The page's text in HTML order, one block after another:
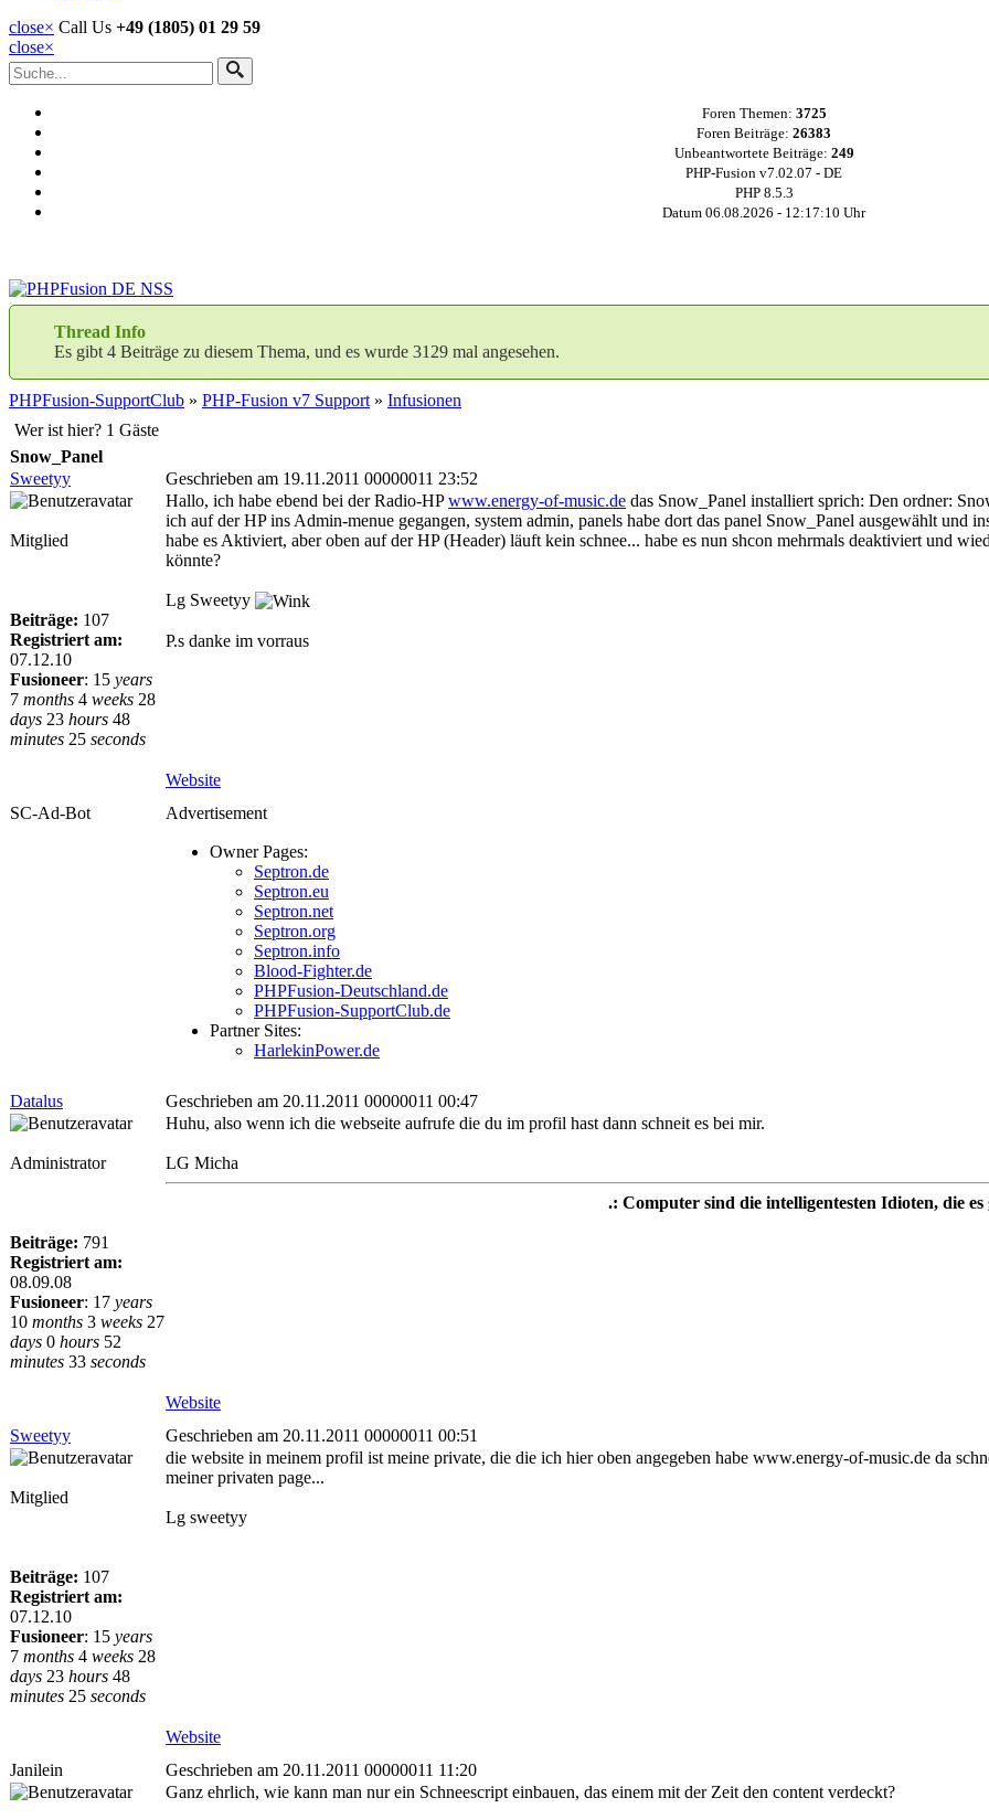
close× Call Us +49 (1805) 01 29 59
close×
Foren Themen: 3725
Foren Beiträge: 26383
Unbeantwortete Beiträge: 249
PHP-Fusion v7.02.07 - DE
PHP 8.5.3
Datum 06.08.2026 - 12:17:11 Uhr
Thread Info
Es gibt 4 Beiträge zu diesem Thema, und es wurde 3129 mal angesehen.
PHPFusion-SupportClub » PHP-Fusion v7 Support » Infusionen
Wer ist hier? 1 Gäste
Snow_Panel
Sweetyy
Geschrieben am 19.11.2011 00000011 23:52
Mitglied
Beiträge: 107
Registriert am:
07.12.10
Fusioneer: 15 years
7 months 4 weeks 28
days 23 hours 48
minutes 25 seconds
Hallo, ich habe ebend bei der Radio-HPwww.energy-of-music.de das Snow_Panel installiert sprich: Den ordner:
ich auf der HP ins Admin-menue gegangen, system admin, panels habe dort das panel Snow_Panel ausgewählt und
habe es Aktiviert, aber oben auf der HP (Header) läuft kein schnee... habe es nun shcon mehrmals deaktiviert und
könnte?
Lg Sweetyy
P.s danke im vorraus
Website
SC-Ad-Bot
Advertisement
Owner Pages:
Septron.de
Septron.eu
Septron.net
Septron.org
Septron.info
Blood-Fighter.de
PHPFusion-Deutschland.de
PHPFusion-SupportClub.de
Partner Sites:
HarlekinPower.de
Datalus Geschrieben am 20.11.2011 00000011 00:47
Administrator
Beiträge: 791
Registriert am:
08.09.08
Fusioneer: 17 years
10 months 3 weeks 27
days 0 hours 52
minutes 33 seconds
Huhu, also wenn ich die webseite aufrufe die du im profil hast dann schneit es bei mir.
LG Micha
.: Computer sind die intelligentesten Idioten, die es
Website
Sweetyy
Geschrieben am 20.11.2011 00000011 00:51
Mitglied
Beiträge: 107
Registriert am:
07.12.10
Fusioneer: 15 years
7 months 4 weeks 28
days 23 hours 48
minutes 25 seconds
die website in meinem profil ist meine private, die die ich hier oben angegeben habe www.energy-of-music.de da
meiner privaten page...
Lg sweetyy
Website
Janilein
Geschrieben am 20.11.2011 00000011 11:20
Ganz ehrlich, wie kann man nur ein Schneescript einbauen, das einem mit der Zeit den content verdeckt?